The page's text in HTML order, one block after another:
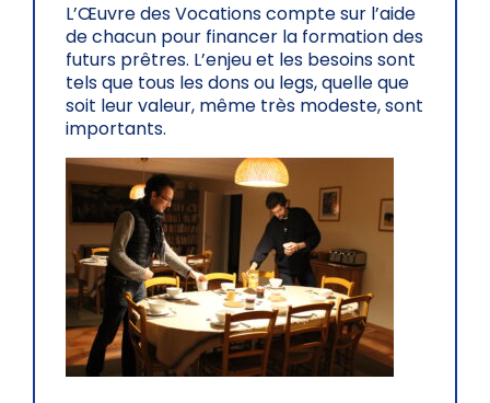
L’Œuvre des Vocations compte sur l’aide
de chacun pour financer la formation des
futurs prêtres. L’enjeu et les besoins sont
tels que tous les dons ou legs, quelle que
soit leur valeur, même très modeste, sont
importants.